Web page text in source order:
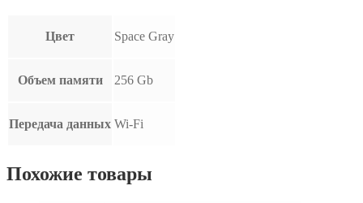
Цвет Space Gray
Объем памяти 256 Gb
Передача данных Wi-Fi
Похожие товары